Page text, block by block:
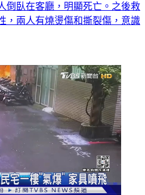
倒臥在客廳，明顯死亡。之後救
，兩人有燒燙傷和撕裂傷，意識